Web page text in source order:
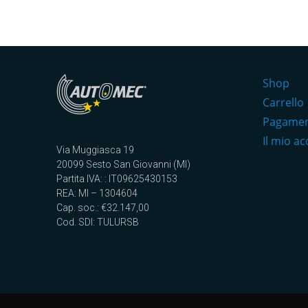
Via Muggiasca 19
20099 Sesto San Giovanni (MI)
Partita IVA: : IT09625430153
REA: MI – 1304604
Cap. soc.: €32.147,00
Cod. SDI: TULURSB
Shop
Carrello
Il mio